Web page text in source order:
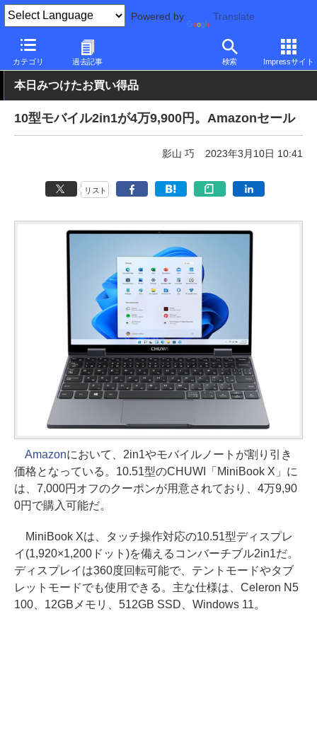
Powered by Translate
カテゴリ 過去記事 検索 Impressサイト
PC Watch パソコン/タブレット/スマートフォン その他
本日みつけたお買い得品
10型モバイル2in1が4万9,900円。Amazonセール
影山 巧 2023年3月10日 10:41
リスト
Amazonにおいて、2in1やモバイルノートが割り引き
価格となっている。10.51型のCHUWI「MiniBook X」に
は、7,000円オフのクーポンが用意されており、4万9,90
0円で購入可能だ。
MiniBook Xは、タッチ操作対応の10.51型ディスプレ
イ(1,920×1,200ドット)を備えるコンバーチブル2in1だ。
ディスプレイは360度回転可能で、テントモードやタブ
レットモードでも使用できる。主な仕様は、Celeron N5
100、12GBメモリ、512GB SSD、Windows 11。